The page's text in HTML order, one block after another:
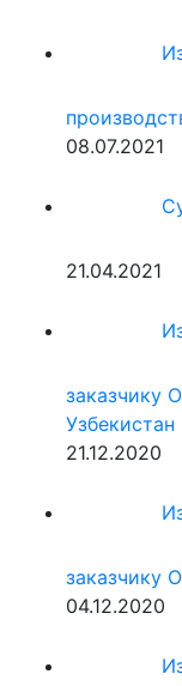
08.07.2021
21.04.2021
заказчику
Узбекистан
21.12.2020
заказчику
04.12.2020